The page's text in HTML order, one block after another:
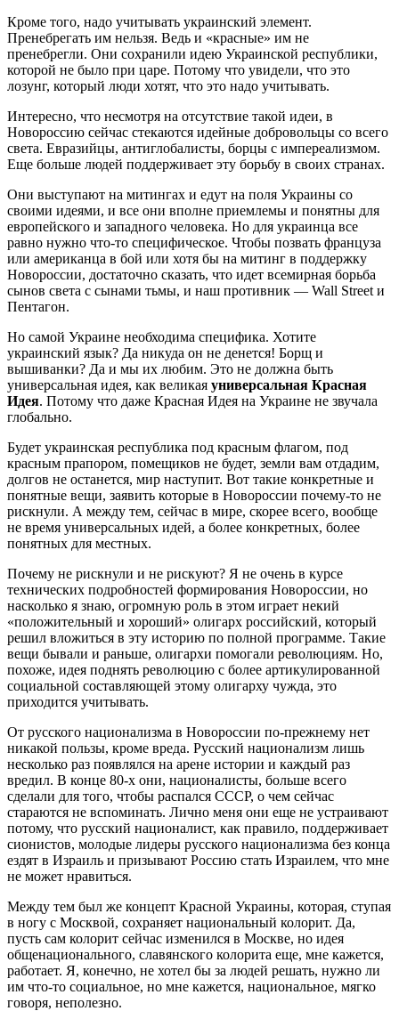
Кроме того, надо учитывать украинский элемент.
Пренебрегать им нельзя. Ведь и «красные» им не
пренебрегли. Они сохранили идею Украинской республики,
которой не было при царе. Потому что увидели, что это
лозунг, который люди хотят, что это надо учитывать.
Интересно, что несмотря на отсутствие такой идеи, в
Новороссию сейчас стекаются идейные добровольцы со всего
света. Евразийцы, антиглобалисты, борцы с импереализмом.
Еще больше людей поддерживает эту борьбу в своих странах.
Они выступают на митингах и едут на поля Украины со
своими идеями, и все они вполне приемлемы и понятны для
европейского и западного человека. Но для украинца все
равно нужно что-то специфическое. Чтобы позвать француза
или американца в бой или хотя бы на митинг в поддержку
Новороссии, достаточно сказать, что идет всемирная борьба
сынов света с сынами тьмы, и наш противник — Wall Street и
Пентагон.
Но самой Украине необходима специфика. Хотите
украинский язык? Да никуда он не денется! Борщ и
вышиванки? Да и мы их любим. Это не должна быть
универсальная идея, как великая универсальная Красная
Идея. Потому что даже Красная Идея на Украине не звучала
глобально.
Будет украинская республика под красным флагом, под
красным прапором, помещиков не будет, земли вам отдадим,
долгов не останется, мир наступит. Вот такие конкретные и
понятные вещи, заявить которые в Новороссии почему-то не
рискнули. А между тем, сейчас в мире, скорее всего, вообще
не время универсальных идей, а более конкретных, более
понятных для местных.
Почему не рискнули и не рискуют? Я не очень в курсе
технических подробностей формирования Новороссии, но
насколько я знаю, огромную роль в этом играет некий
«положительный и хороший» олигарх российский, который
решил вложиться в эту историю по полной программе. Такие
вещи бывали и раньше, олигархи помогали революциям. Но,
похоже, идея поднять революцию с более артикулированной
социальной составляющей этому олигарху чужда, это
приходится учитывать.
От русского национализма в Новороссии по-прежнему нет
никакой пользы, кроме вреда. Русский национализм лишь
несколько раз появлялся на арене истории и каждый раз
вредил. В конце 80-х они, националисты, больше всего
сделали для того, чтобы распался СССР, о чем сейчас
стараются не вспоминать. Лично меня они еще не устраивают
потому, что русский националист, как правило, поддерживает
сионистов, молодые лидеры русского национализма без конца
ездят в Израиль и призывают Россию стать Израилем, что мне
не может нравиться.
Между тем был же концепт Красной Украины, которая, ступая
в ногу с Москвой, сохраняет национальный колорит. Да,
пусть сам колорит сейчас изменился в Москве, но идея
общенационального, славянского колорита еще, мне кажется,
работает. Я, конечно, не хотел бы за людей решать, нужно ли
им что-то социальное, но мне кажется, национальное, мягко
говоря, неполезно.